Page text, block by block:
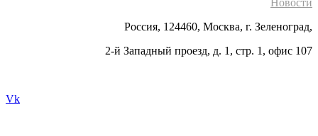
Новости
Россия, 124460, Москва, г. Зеленоград,
2-й Западный проезд, д. 1, стр. 1, офис 107
Vk